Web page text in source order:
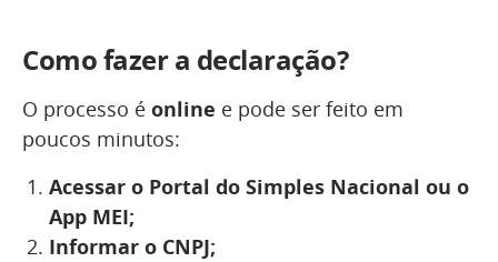
Como fazer a declaração?
O processo é online e pode ser feito em
poucos minutos:
Acessar o Portal do Simples Nacional ou o
App MEI;
Informar o CNPJ;